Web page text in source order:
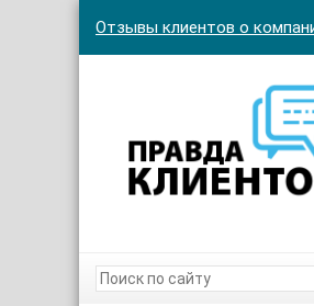
Отзывы клиентов о